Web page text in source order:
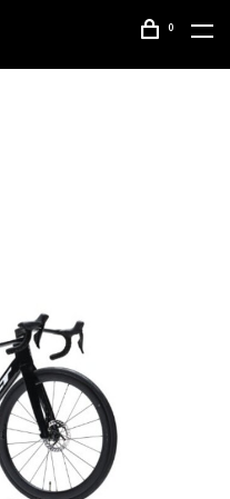
0